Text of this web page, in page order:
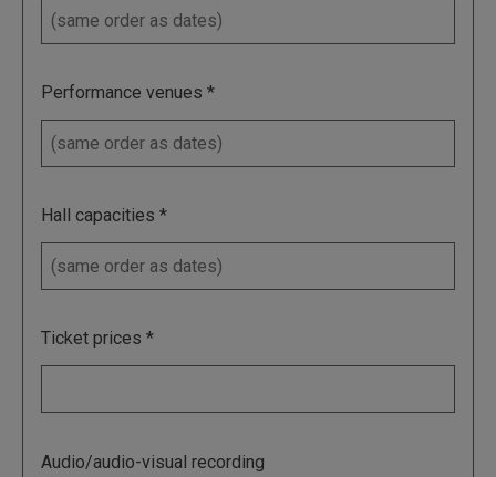
Performance venues
Hall capacities
Ticket prices
Audio/audio-visual recording